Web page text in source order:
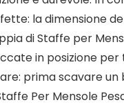
la dimensione
di Staffe per
in posizione
prima scavare
Per Mensole